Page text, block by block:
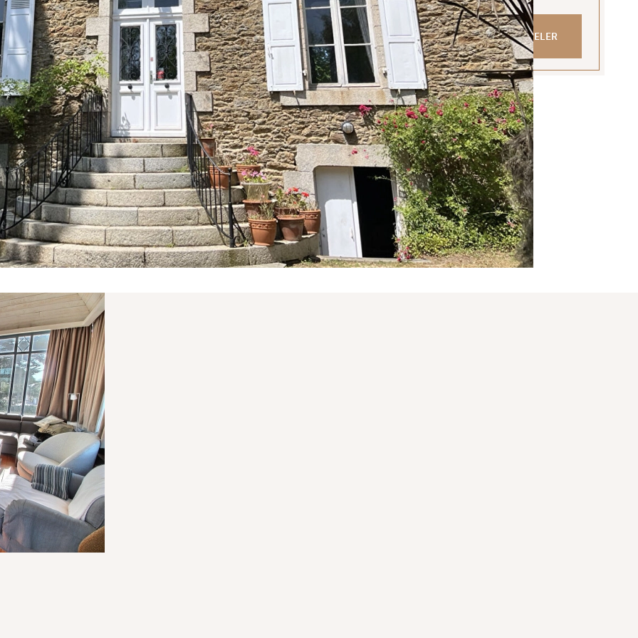
ENVOYER UN
MESSAGE
NOUS APPELER
Propriétés similaires
000 €
: FR 48 483 630 372
1315 du 21 octobre 2005 modifiant le décret n° 72-678 du 20 juillet 1972.
Immobiliers (S.N.P.I.).
- Tour CBX - 1 Passerelle des Reflets - 92913 Paris La Défense cedex.
20 %) du prix de vente à la charge du vendeur et 3,60 % TTC (3 % + TVA 20 %) du prix de vente à la
MEDIMMOCONSO- 1 Allée du Parc de Mesemena - Bât A - CS 25222 - 44505 LA BAULE CEDEX - Accès
https://recevabilite-mediations.medimmoconso.fr
- Siret : 483 630 372 00074
- 8 boulevard Mirabeau - 13210 Saint-Rémy de Provence - Tel : +33 (0)4 90 92 01 58 -